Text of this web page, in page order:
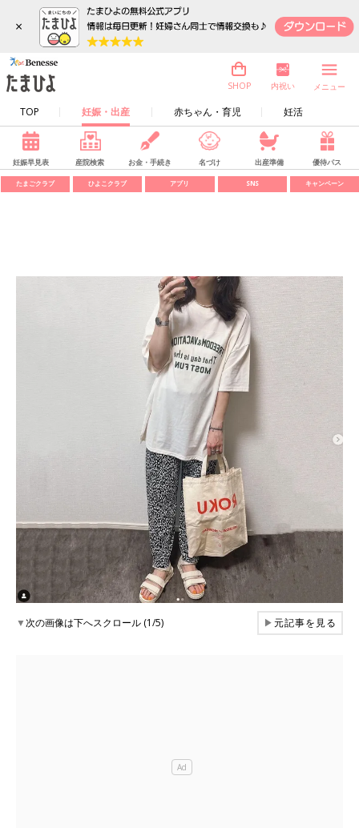
×
TOP 妊娠・出産 赤ちゃん・育児 妊活
SHOP 内祝い メニュー
妊娠早見表 産院検索 お金・手続き 名づけ 出産準備 優待パス
たまごクラブ ひよこクラブ アプリ SNS キャンペーン
▼次の画像は下へスクロール (1/5) ▶元記事を見る